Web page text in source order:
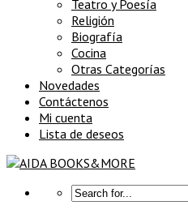
Teatro y Poesía
Religión
Biografía
Cocina
Otras Categorías
Novedades
Contáctenos
Mi cuenta
Lista de deseos